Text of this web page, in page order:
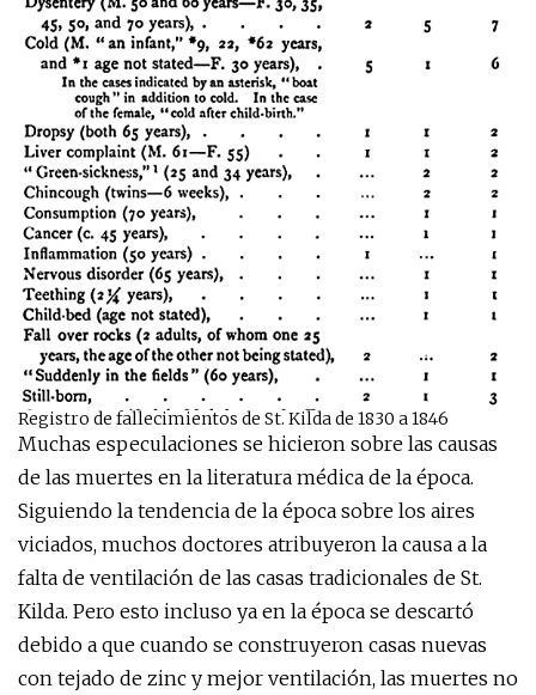
Registro de fallecimientos de St. Kilda de 1830 a 1846
Muchas especulaciones se hicieron sobre las causas
de las muertes en la literatura médica de la época.
Siguiendo la tendencia de la época sobre los aires
viciados, muchos doctores atribuyeron la causa a la
falta de ventilación de las casas tradicionales de St.
Kilda. Pero esto incluso ya en la época se descartó
debido a que cuando se construyeron casas nuevas
con tejado de zinc y mejor ventilación, las muertes no